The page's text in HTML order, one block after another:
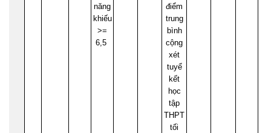
năng
khiếu
>=
6,5
điểm
trung
bình
cộng
xét
tuyể
kết
học
tập
THPT
tối